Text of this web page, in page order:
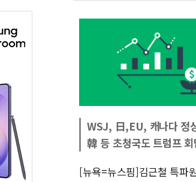
WSJ, 日,EU, 캐나다 정
韓 등 초청국도 트럼프
[뉴욕=뉴스핌]김근철 특파